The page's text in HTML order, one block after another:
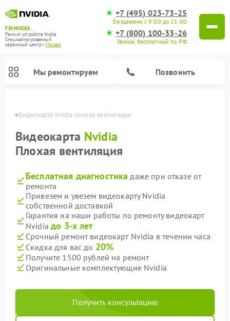
FIX-NVIDIA
Ремонт устройств Nvidia
Специализированный
cервисный центр г.Москва
+7 (495) 023-73-25
Ежедневно с 9:00 до 21:00
+7 (800) 100-33-26
Звонок бесплатный по РФ
Мы ремонтируем Позвонить
Видеокарта Nvidia плохая вентиляция
Видеокарта Nvidia
Плохая вентиляция
Бесплатная диагностика даже при отказе от
ремонта
Привезем и увезем видеокарту Nvidia
собственной доставкой
Гарантия на наши работы по ремонту видеокарт
Nvidiaдо 3-х лет
Срочный ремонт видеокарт Nvidia в течении часа
Скидка для вас до 20%
Получите 1500 рублей на ремонт
Оригинальные комплектующие Nvidia
Получить консультацию